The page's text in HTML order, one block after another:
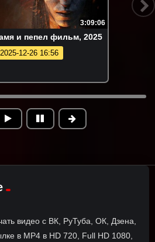
3:09:06
и пепел фильм, 2025
2025-12-26 16:56
видео с ВК, РуТуба, ОК, Дзена,
в MP4 в HD 720, Full HD 1080,